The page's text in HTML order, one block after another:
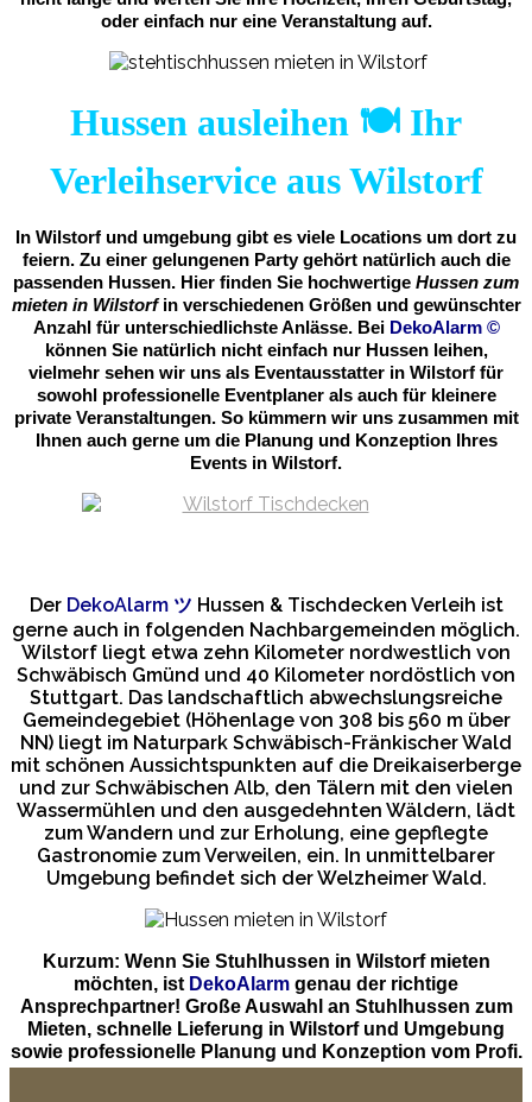
oder einfach nur eine Veranstaltung auf.
Hussen ausleihen 🍽️ Ihr
Verleihservice aus Wilstorf
In Wilstorf und umgebung gibt es viele Locations um dort zu
feiern. Zu einer gelungenen Party gehört natürlich auch die
passenden Hussen. Hier finden Sie hochwertige Hussen zum
mieten in Wilstorfin verschiedenen Größen und gewünschter
Anzahl für unterschiedlichste Anlässe. Bei DekoAlarm ©
können Sie natürlich nicht einfach nur Hussen leihen,
vielmehr sehen wir uns als Eventausstatter in Wilstorf für
sowohl professionelle Eventplaner als auch für kleinere
private Veranstaltungen. So kümmern wir uns zusammen mit
Ihnen auch gerne um die Planung und Konzeption Ihres
Events in Wilstorf.
Der DekoAlarm ツ Hussen & Tischdecken Verleih ist
gerne auch in folgenden Nachbargemeinden möglich.
Wilstorf liegt etwa zehn Kilometer nordwestlich von
Schwäbisch Gmünd und 40 Kilometer nordöstlich von
Stuttgart. Das landschaftlich abwechslungsreiche
Gemeindegebiet (Höhenlage von 308 bis 560 m über
NN) liegt im Naturpark Schwäbisch-Fränkischer Wald
mit schönen Aussichtspunkten auf die Dreikaiserberge
und zur Schwäbischen Alb, den Tälern mit den vielen
Wassermühlen und den ausgedehnten Wäldern, lädt
zum Wandern und zur Erholung, eine gepflegte
Gastronomie zum Verweilen, ein. In unmittelbarer
Umgebung befindet sich der Welzheimer Wald.
Kurzum: Wenn Sie Stuhlhussen in Wilstorf mieten
möchten, ist DekoAlarm genau der richtige
Ansprechpartner! Große Auswahl an Stuhlhussen zum
Mieten, schnelle Lieferung in Wilstorf und Umgebung
sowie professionelle Planung und Konzeption vom Profi.